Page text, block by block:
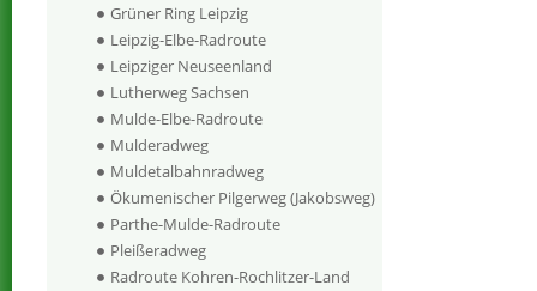
Grüner Ring Leipzig
Leipzig-Elbe-Radroute
Leipziger Neuseenland
Lutherweg Sachsen
Mulde-Elbe-Radroute
Mulderadweg
Muldetalbahnradweg
Ökumenischer Pilgerweg (Jakobsweg)
Parthe-Mulde-Radroute
Pleißeradweg
Radroute Kohren-Rochlitzer-Land